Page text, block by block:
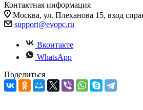
Контактная информация
Москва, ул. Плеханова 15, вход
support@evopc.ru
Вконтакте
WhatsApp
Поделиться